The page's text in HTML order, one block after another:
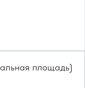
площадь)